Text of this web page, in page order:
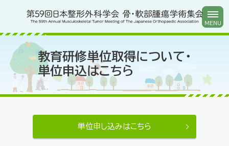
教育研修単位取得について・
単位申込はこちら
単位申し込みはこちら